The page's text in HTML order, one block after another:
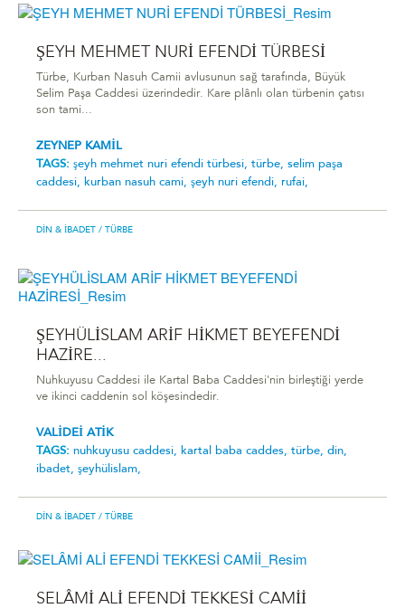
ŞEYH MEHMET NURİ EFENDİ TÜRBESİ
Türbe, Kurban Nasuh Camii avlusunun sağ tarafında, Büyük
Selim Paşa Caddesi üzerindedir. Kare plânlı olan türbenin çatısı
son tami...
ZEYNEP KAMİL
TAGS: şeyh mehmet nuri̇ efendi̇ türbesi̇, türbe, selim paşa
caddesi, kurban nasuh cami, şeyh nuri efendi, rufai,
DIN & İBADET / TÜRBE
ŞEYHÜLİSLAM ARİF HİKMET BEYEFENDİ
HAZİRE...
Nuhkuyusu Caddesi ile Kartal Baba Caddesi'nin birleştiği yerde
ve ikinci caddenin sol köşesindedir.
VALİDEİ ATİK
TAGS: nuhkuyusu caddesi, kartal baba caddes, türbe, din,
ibadet, şeyhüli̇slam,
DIN & İBADET / TÜRBE
SELÂMİ ALİ EFENDİ TEKKESİ CAMİİ